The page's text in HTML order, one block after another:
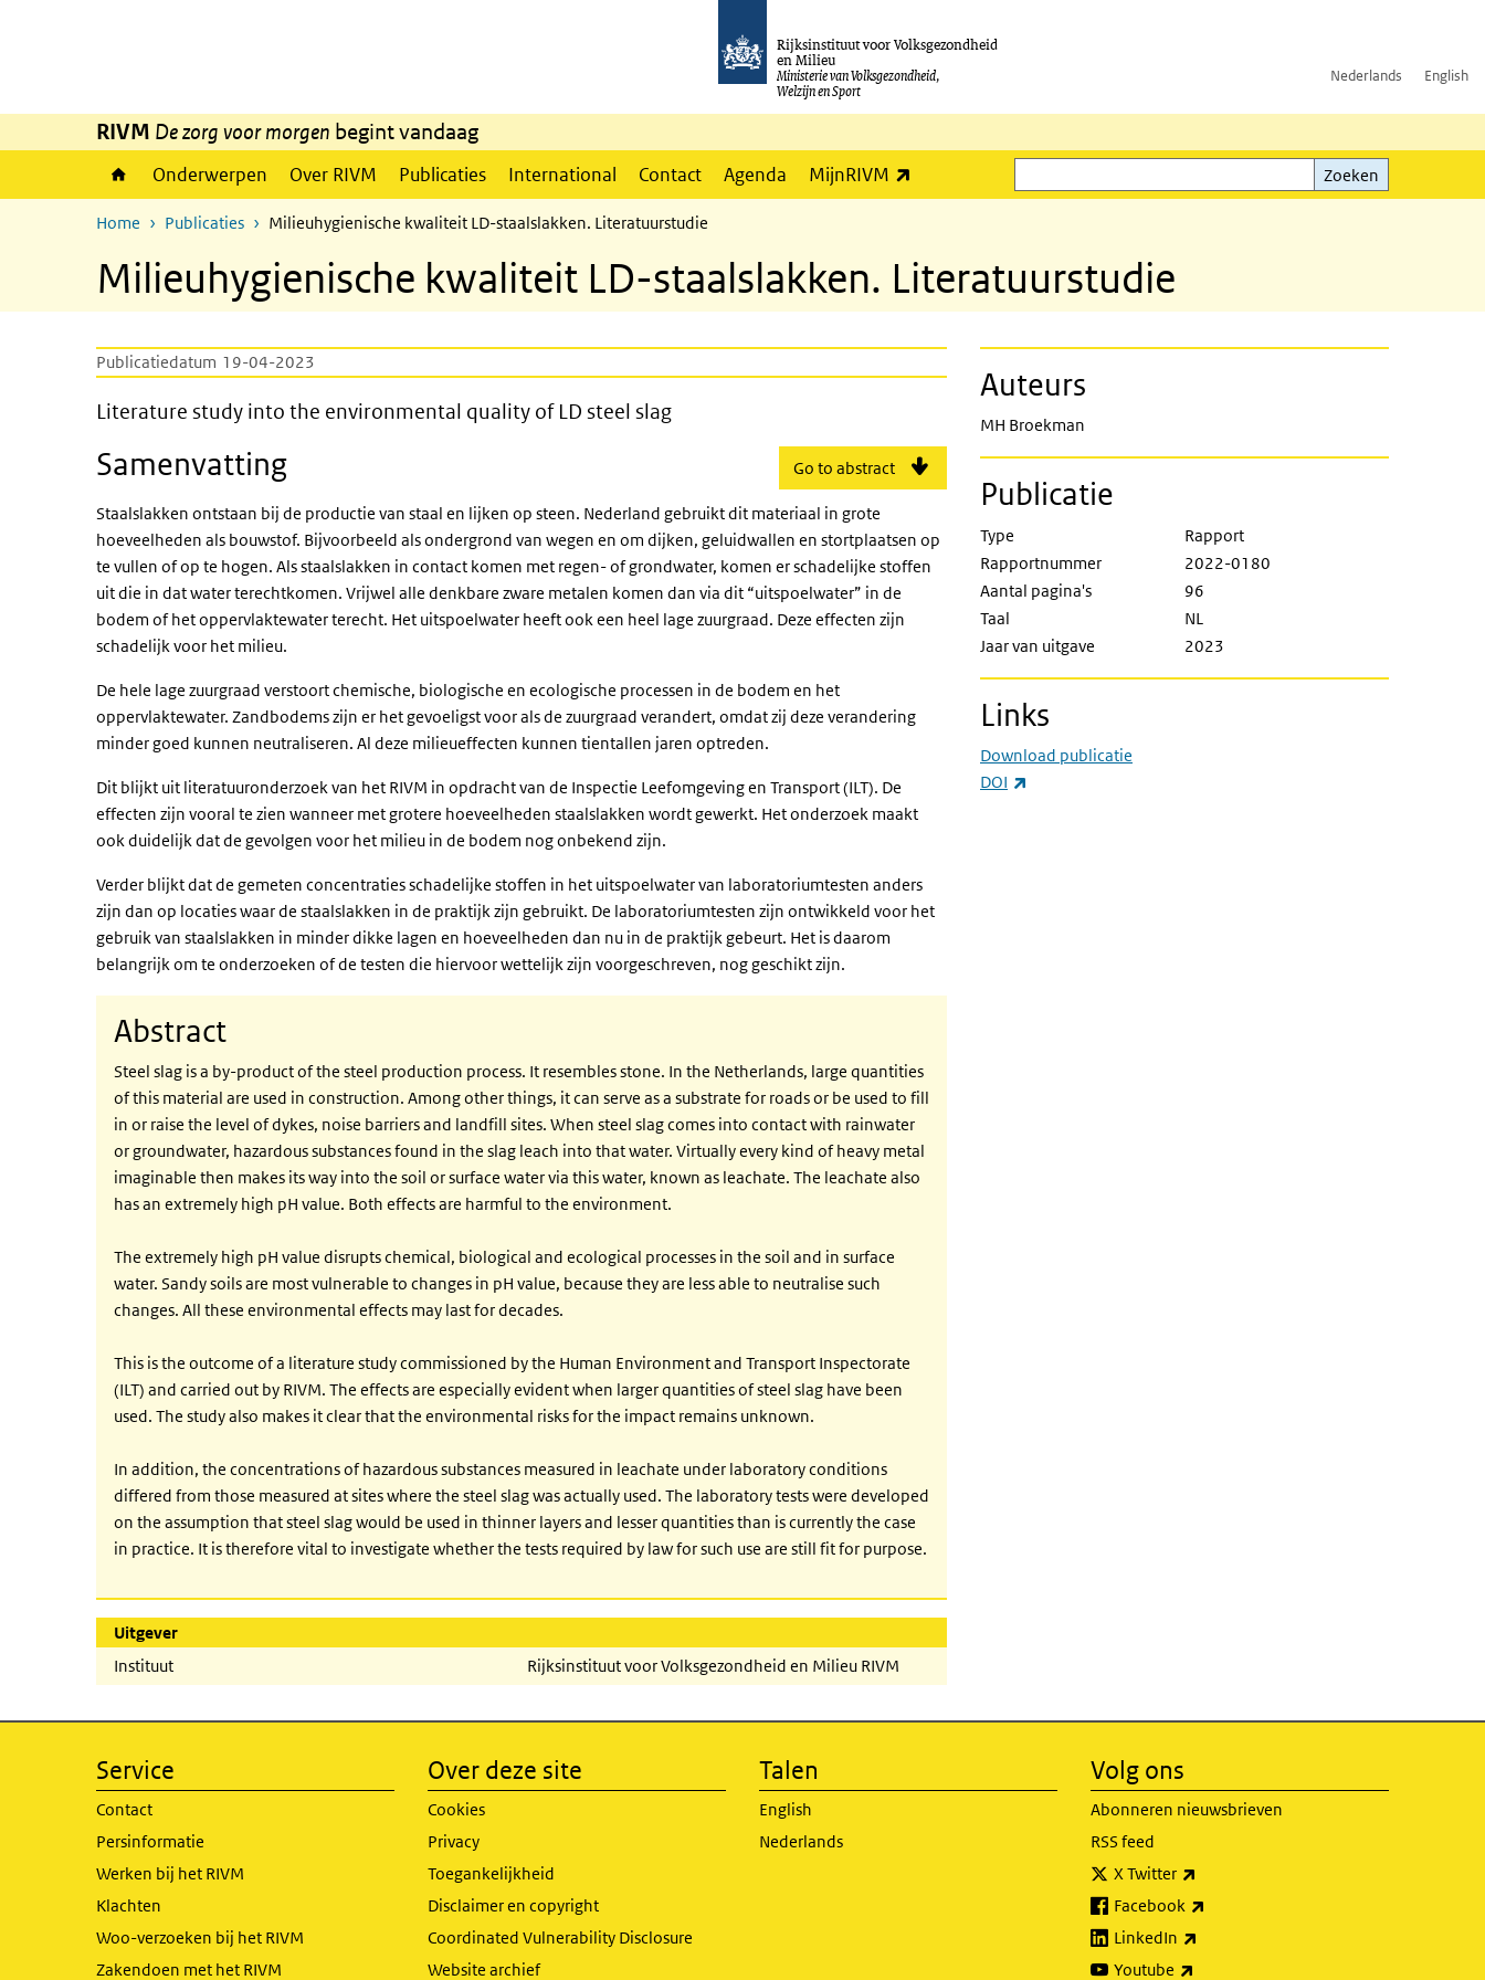
Rijksinstituut voor Volksgezondheid
en Milieu
Ministerie van Volksgezondheid,
Welzijn en Sport
Nederlands English
RIVM De zorg voor morgen begint vandaag
Onderwerpen Over RIVM Publicaties International Contact Agenda MijnRIVM
Zoeken
Zoeken
Home Publicaties Milieuhygienische kwaliteit LD-staalslakken. Literatuurstudie
Milieuhygienische kwaliteit LD-staalslakken. Literatuurstudie
Publicatiedatum 19-04-2023
Literature study into the environmental quality of LD steel slag
Literature study into the environmental quality of LD steel slag
Go to abstract
Samenvatting
Staalslakken ontstaan bij de productie van staal en lijken op steen. Nederland gebruikt dit materiaal in grote
hoeveelheden als bouwstof. Bijvoorbeeld als ondergrond van wegen en om dijken, geluidwallen en stortplaatsen op
te vullen of op te hogen. Als staalslakken in contact komen met regen- of grondwater, komen er schadelijke stoffen
uit die in dat water terechtkomen. Vrijwel alle denkbare zware metalen komen dan via dit “uitspoelwater” in de
bodem of het oppervlaktewater terecht. Het uitspoelwater heeft ook een heel lage zuurgraad. Deze effecten zijn
schadelijk voor het milieu.
De hele lage zuurgraad verstoort chemische, biologische en ecologische processen in de bodem en het
oppervlaktewater. Zandbodems zijn er het gevoeligst voor als de zuurgraad verandert, omdat zij deze verandering
minder goed kunnen neutraliseren. Al deze milieueffecten kunnen tientallen jaren optreden.
Dit blijkt uit literatuuronderzoek van het RIVM in opdracht van de Inspectie Leefomgeving en Transport (ILT). De
effecten zijn vooral te zien wanneer met grotere hoeveelheden staalslakken wordt gewerkt. Het onderzoek maakt
ook duidelijk dat de gevolgen voor het milieu in de bodem nog onbekend zijn.
Verder blijkt dat de gemeten concentraties schadelijke stoffen in het uitspoelwater van laboratoriumtesten anders
zijn dan op locaties waar de staalslakken in de praktijk zijn gebruikt. De laboratoriumtesten zijn ontwikkeld voor het
gebruik van staalslakken in minder dikke lagen en hoeveelheden dan nu in de praktijk gebeurt. Het is daarom
belangrijk om te onderzoeken of de testen die hiervoor wettelijk zijn voorgeschreven, nog geschikt zijn.
Abstract
Steel slag is a by-product of the steel production process. It resembles stone. In the Netherlands, large quantities
of this material are used in construction. Among other things, it can serve as a substrate for roads or be used to fill
in or raise the level of dykes, noise barriers and landfill sites. When steel slag comes into contact with rainwater
or groundwater, hazardous substances found in the slag leach into that water. Virtually every kind of heavy metal
imaginable then makes its way into the soil or surface water via this water, known as leachate. The leachate also
has an extremely high pH value. Both effects are harmful to the environment.
The extremely high pH value disrupts chemical, biological and ecological processes in the soil and in surface
water. Sandy soils are most vulnerable to changes in pH value, because they are less able to neutralise such
changes. All these environmental effects may last for decades.
This is the outcome of a literature study commissioned by the Human Environment and Transport Inspectorate
(ILT) and carried out by RIVM. The effects are especially evident when larger quantities of steel slag have been
used. The study also makes it clear that the environmental risks for the impact remains unknown.
In addition, the concentrations of hazardous substances measured in leachate under laboratory conditions
differed from those measured at sites where the steel slag was actually used. The laboratory tests were developed
on the assumption that steel slag would be used in thinner layers and lesser quantities than is currently the case
in practice. It is therefore vital to investigate whether the tests required by law for such use are still fit for purpose.
Uitgever
Instituut
Rijksinstituut voor Volksgezondheid en Milieu RIVM
Auteurs
MH Broekman
Publicatie
Type
Rapport
Rapportnummer
2022-0180
Aantal pagina's
96
Taal
NL
Jaar van uitgave
2023
Links
Download publicatie
DOI
Service
Contact
Persinformatie
Werken bij het RIVM
Klachten
Woo-verzoeken bij het RIVM
Zakendoen met het RIVM
Over deze site
Cookies
Privacy
Toegankelijkheid
Disclaimer en copyright
Coordinated Vulnerability Disclosure
Website archief
Talen
English
Nederlands
Volg ons
Abonneren nieuwsbrieven
RSS feed
X Twitter
Facebook
LinkedIn
Youtube